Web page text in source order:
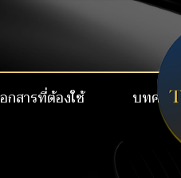
กสารที่ต้องใช้ บทควา